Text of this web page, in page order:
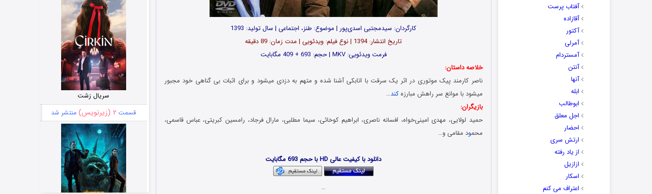
آفتاب پرست
آقازاده
آکتور
آمرلی
آمستردام
آنتن
آنها
ابله
ابوطالب
اجل معلق
احضار
ارتش سری
از یاد رفته
ازازیل
اسکار
اعتراف می کنم
کارگردان: سیدمجتبی اسدی‌پور | موضوع: طنز، اجتماعی | سال تولید: 1393
تاریخ انتشار: 1394 | نوع فیلم: ویدئویی | مدت زمان: 89 دقیقه
فرمت ویدئویی: MKV | حجم: 693 + 409 مگابایت
خلاصه داستان:
ناصر کارمند پیک موتوری در اثر یک سرقت با اتابکی آشنا شده و متهم به دزدی میشود و برای اثبات بی گناهی خود مجبور
میشود با موانع سر راهش مبارزهکند…
بازیگران:
حمید لولایی، مهدی امینی‌خواه، افسانه ناصری، ابراهیم کوخائی، سیما مطلبی، مارال فرجاد، رامسین کبریتی، عباس قاسمی،
محمود مقامی و…
دانلود با کیفیت عالی HD با حجم 693 مگابایت
…
سریال زشت
قسمت ۲ (زیرنویس) منتشر شد